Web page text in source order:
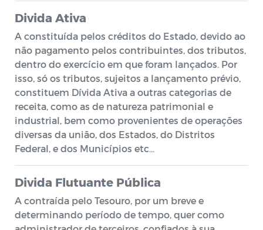
Divida Ativa
A constituída pelos créditos do Estado, devido ao
não pagamento pelos contribuintes, dos tributos,
dentro do exercício em que foram lançados. Por
isso, só os tributos, sujeitos a lançamento prévio,
constituem Dívida Ativa a outras categorias de
receita, como as de natureza patrimonial e
industrial, bem como provenientes de operações
diversas da união, dos Estados, do Distritos
Federal, e dos Municípios etc…
Divida Flutuante Pública
A contraída pelo Tesouro, por um breve e
determinando período de tempo, quer como